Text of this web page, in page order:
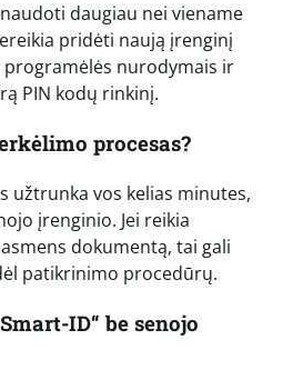
daugiau nei viename
pridėti naują įrenginį
nurodymais ir
PIN kodų rinkinį.
procesas?
užtrunka vos kelias minutes,
įrenginio. Jei reikia
dokumentą, tai gali
patikrinimo procedūrų.
ID“ be senojo